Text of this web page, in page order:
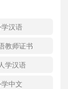
汉语
教师证书
学汉语
中文